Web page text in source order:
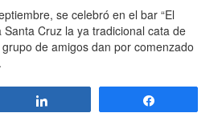
se celebró en el bar “El
Santa Cruz la ya tradicional cata de
de amigos dan por comenzado